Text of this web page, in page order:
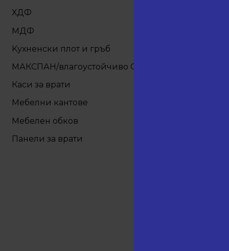
ХДФ
МДФ
Kухненски плот и гръб
МАКСПАН/влагоустойчиво OSB
Каси за врати
Мебелни кантове
Мебелен обков
Панели за врати